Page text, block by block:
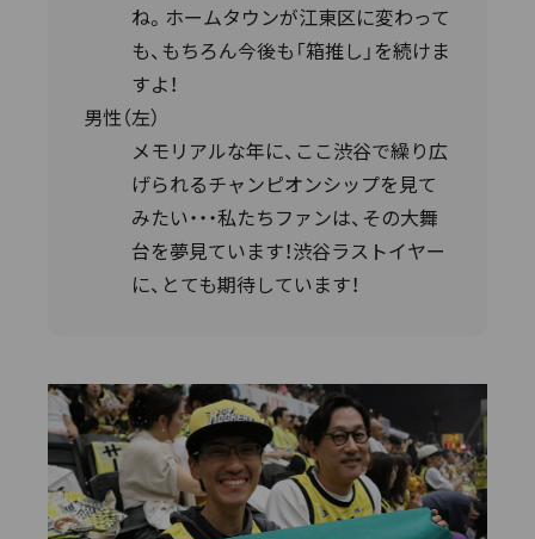
ね。ホームタウンが江東区に変わって
も、もちろん今後も「箱推し」を続けま
すよ！
男性（左）
メモリアルな年に、ここ渋谷で繰り広
げられるチャンピオンシップを見て
みたい・・・私たちファンは、その大舞
台を夢見ています！渋谷ラストイヤー
に、とても期待しています！